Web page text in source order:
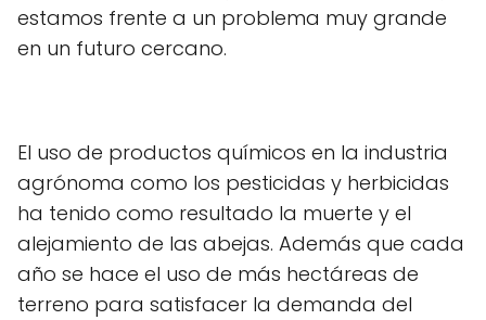
estamos frente a un problema muy grande
en un futuro cercano.
El uso de productos químicos en la industria
agrónoma como los pesticidas y herbicidas
ha tenido como resultado la muerte y el
alejamiento de las abejas. Además que cada
año se hace el uso de más hectáreas de
terreno para satisfacer la demanda del